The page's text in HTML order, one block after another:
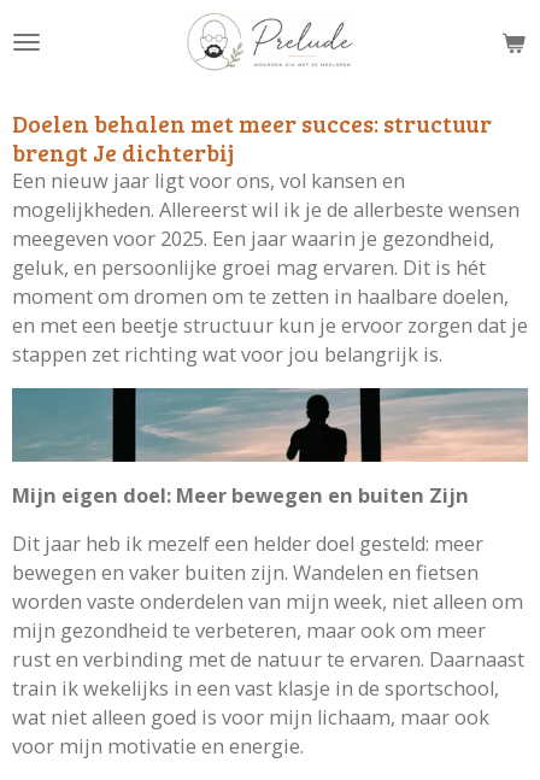
direct
de
hoofdinhoud
Doelen behalen met meer succes: structuur
brengt Je dichterbij
Een nieuw jaar ligt voor ons, vol kansen en
mogelijkheden. Allereerst wil ik je de allerbeste wensen
meegeven voor 2025. Een jaar waarin je gezondheid,
geluk, en persoonlijke groei mag ervaren. Dit is hét
moment om dromen om te zetten in haalbare doelen,
en met een beetje structuur kun je ervoor zorgen dat je
stappen zet richting wat voor jou belangrijk is.
Mijn eigen doel: Meer bewegen en buiten Zijn
Dit jaar heb ik mezelf een helder doel gesteld: meer
bewegen en vaker buiten zijn. Wandelen en fietsen
worden vaste onderdelen van mijn week, niet alleen om
mijn gezondheid te verbeteren, maar ook om meer
rust en verbinding met de natuur te ervaren. Daarnaast
train ik wekelijks in een vast klasje in de sportschool,
wat niet alleen goed is voor mijn lichaam, maar ook
voor mijn motivatie en energie.